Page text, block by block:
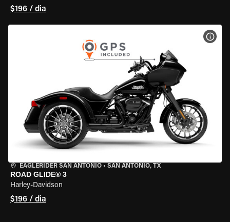
$196 / dia
EAGLERIDER SAN ANTONIO • SAN ANTONIO, TX
ROAD GLIDE® 3
Harley-Davidson
$196 / dia
VER